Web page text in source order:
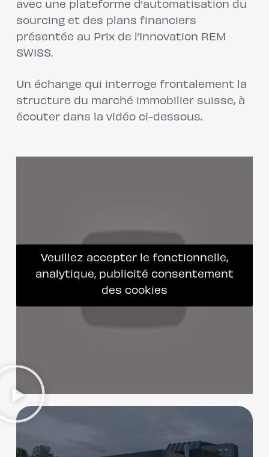
avec une plateforme d’automatisation du
sourcing et des plans financiers
présentée au Prix de l’Innovation REM
SWISS.
Un échange qui interroge frontalement la
structure du marché immobilier suisse, à
écouter dans la vidéo ci-dessous.
Veuillez accepter le fonctionnelle,
analytique, publicité consentement
des cookies